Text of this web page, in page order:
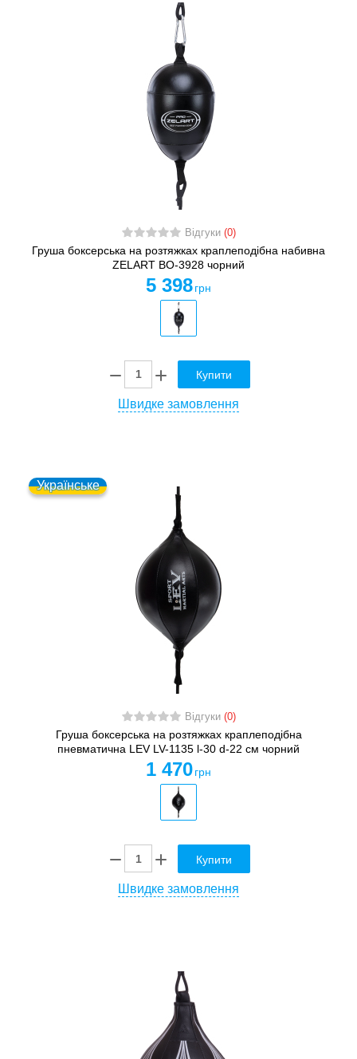
Відгуки (0)
Груша боксерська на розтяжках краплеподібна набивна
ZELART BO-3928 чорний
5 398 грн
Купити
Швидке замовлення
Українське
Відгуки (0)
Груша боксерська на розтяжках краплеподібна
пневматична LEV LV-1135 l-30 d-22 см чорний
1 470 грн
Купити
Швидке замовлення